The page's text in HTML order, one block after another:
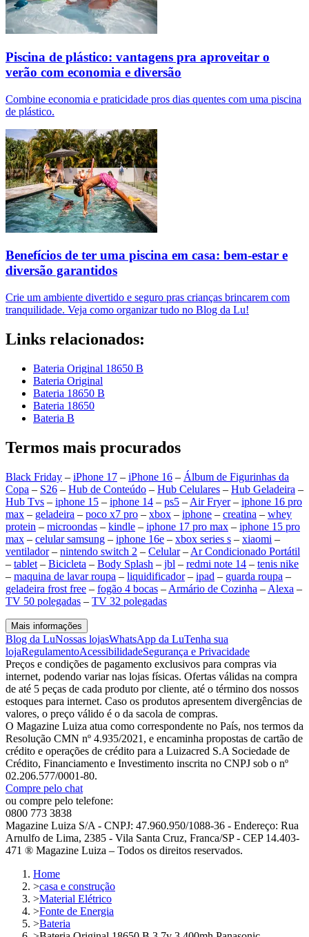
Piscina de plástico: vantagens pra aproveitar o
verão com economia e diversão
Combine economia e praticidade pros dias quentes com uma piscina
de plástico.
Benefícios de ter uma piscina em casa: bem-estar e
diversão garantidos
Crie um ambiente divertido e seguro pras crianças brincarem com
tranquilidade. Veja como organizar tudo no Blog da Lu!
Links relacionados:
Bateria Original 18650 B
Bateria Original
Bateria 18650 B
Bateria 18650
Bateria B
Termos mais procurados
Black Friday – iPhone 17 – iPhone 16 – Álbum de Figurinhas da
Copa – S26 – Hub de Conteúdo – Hub Celulares – Hub Geladeira –
Hub Tvs – iphone 15 – iphone 14 – ps5 – Air Fryer– iphone 16 pro
max – geladeira – poco x7 pro – xbox – iphone – creatina – whey
protein – microondas – kindle – iphone 17 pro max – iphone 15 pro
max – celular samsung – iphone 16e – xbox series s – xiaomi –
ventilador– nintendo switch 2 – Celular– Ar Condicionado Portátil
– tablet – Bicicleta – Body Splash – jbl – redmi note 14 – tenis nike
– maquina de lavar roupa – liquidificador– ipad – guarda roupa –
geladeira frost free – fogão 4 bocas – Armário de Cozinha – Alexa –
TV 50 polegadas – TV 32 polegadas
Mais informações
Blog da LuNossas lojasWhatsApp da LuTenha sua
lojaRegulamentoAcessibilidadeSegurança e Privacidade
Preços e condições de pagamento exclusivos para compras via
internet, podendo variar nas lojas físicas. Ofertas válidas na compra
de até 5 peças de cada produto por cliente, até o término dos nossos
estoques para internet. Caso os produtos apresentem divergências de
valores, o preço válido é o da sacola de compras.
O Magazine Luiza atua como correspondente no País, nos termos da
Resolução CMN nº 4.935/2021, e encaminha propostas de cartão de
crédito e operações de crédito para a Luizacred S.A Sociedade de
Crédito, Financiamento e Investimento inscrita no CNPJ sob o nº
02.206.577/0001-80.
Compre pelo chat
ou compre pelo telefone:
0800 773 3838
Magazine Luiza S/A - CNPJ: 47.960.950/1088-36 - Endereço: Rua
Arnulfo de Lima, 2385 - Vila Santa Cruz, Franca/SP - CEP 14.403-
471 ® Magazine Luiza – Todos os direitos reservados.
Home
>casa e construção
>Material Elétrico
>Fonte de Energia
>Bateria